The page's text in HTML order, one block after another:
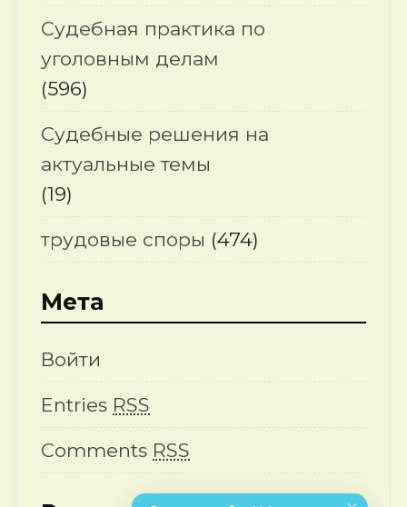
Судебная практика по
уголовным делам
(596)
Судебные решения на
актуальные темы
(19)
трудовые споры (474)
Мета
Войти
Entries RSS
Comments RSS